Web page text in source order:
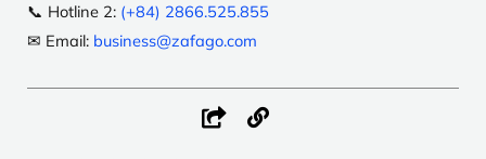
📞 Hotline 2: (+84) 2866.525.855
✉ Email: business@zafago.com